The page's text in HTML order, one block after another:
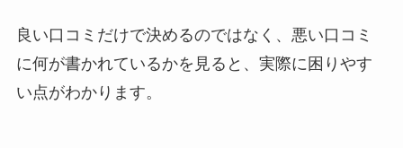
良い口コミだけで決めるのではなく、悪い口コミ
に何が書かれているかを見ると、実際に困りやす
い点がわかります。